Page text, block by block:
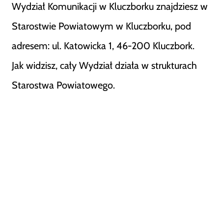
Wydział Komunikacji w Kluczborku znajdziesz w
Starostwie Powiatowym w Kluczborku, pod
adresem: ul. Katowicka 1, 46-200 Kluczbork.
Jak widzisz, cały Wydział działa w strukturach
Starostwa Powiatowego.